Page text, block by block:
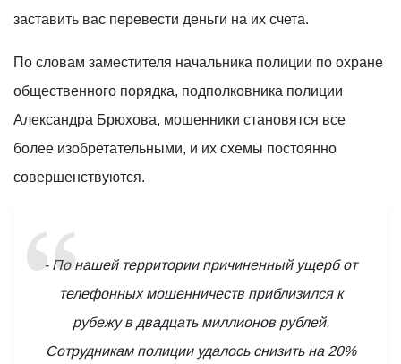
заставить вас перевести деньги на их счета.
По словам заместителя начальника полиции по охране
общественного порядка, подполковника полиции
Александра Брюхова, мошенники становятся все
более изобретательными, и их схемы постоянно
совершенствуются.
- По нашей территории причиненный ущерб от
телефонных мошенничеств приблизился к
рубежу в двадцать миллионов рублей.
Сотрудникам полиции удалось снизить на 20%